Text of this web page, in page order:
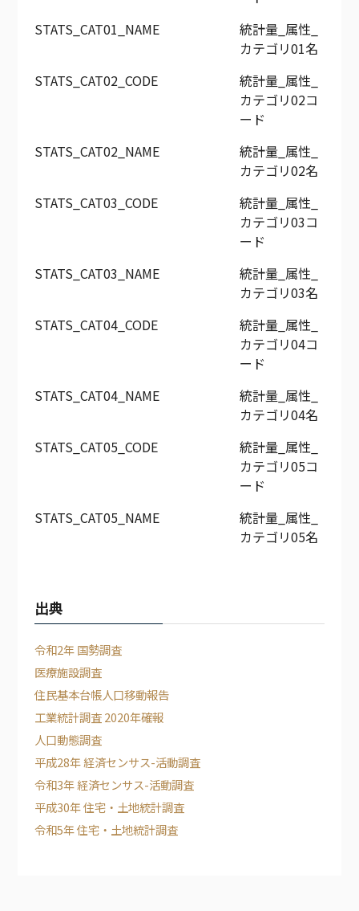
STATS_CAT01_NAME
統計量_属性_
カテゴリ01名
STATS_CAT02_CODE
統計量_属性_
カテゴリ02コ
ード
STATS_CAT02_NAME
統計量_属性_
カテゴリ02名
STATS_CAT03_CODE
統計量_属性_
カテゴリ03コ
ード
STATS_CAT03_NAME
統計量_属性_
カテゴリ03名
STATS_CAT04_CODE
統計量_属性_
カテゴリ04コ
ード
STATS_CAT04_NAME
統計量_属性_
カテゴリ04名
STATS_CAT05_CODE
統計量_属性_
カテゴリ05コ
ード
STATS_CAT05_NAME
統計量_属性_
カテゴリ05名
出典
令和2年 国勢調査
医療施設調査
住民基本台帳人口移動報告
工業統計調査 2020年確報
人口動態調査
平成28年 経済センサス-活動調査
令和3年 経済センサス-活動調査
平成30年 住宅・土地統計調査
令和5年 住宅・土地統計調査